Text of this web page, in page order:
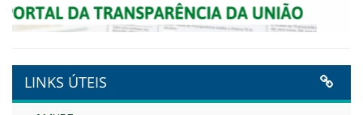
Publicado em: 14 de maio de 2026
VER TODAS NOTÍCIAS